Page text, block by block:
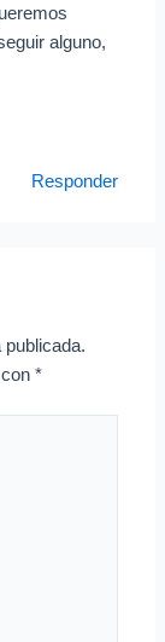
alguno,
Responder
con*